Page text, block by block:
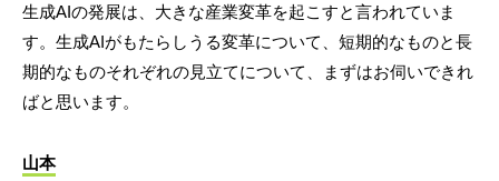
生成AIの発展は、大きな産業変革を起こすと言われていま
す。生成AIがもたらしうる変革について、短期的なものと長
期的なものそれぞれの見立てについて、まずはお伺いできれ
ばと思います。
山本